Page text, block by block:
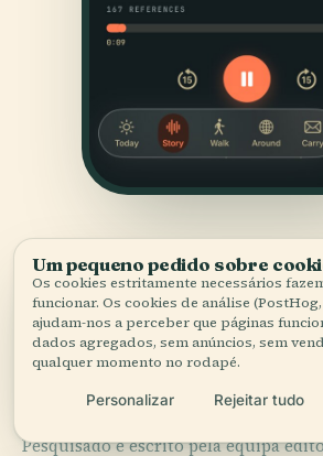
Verificado, e
Pesquisado e escrito pela equipa
Um pequeno pedido sobre
Os cookies estritamente necessários
funcionar. Os cookies de análise
ajudam-nos a perceber que páginas
dados agregados, sem anúncios, sem
qualquer momento no rodapé.
Personalizar Rejeitar tudo